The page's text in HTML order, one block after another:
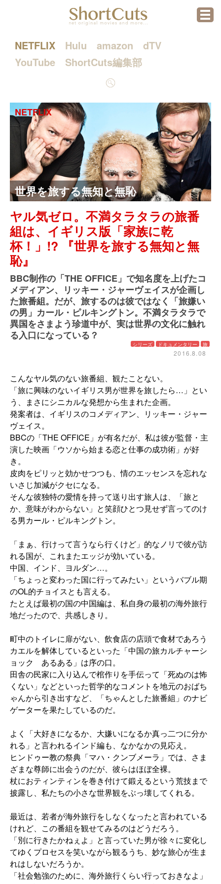
menu
NETFLIX Hulu amazon
dTV
YouTube
ShortCuts編集部
検
索
世界を旅する無知と無恥
NETFLIX
ヤル気ゼロ。不満タラタラの旅番
組は、イギリス版「家族に乾
杯！」!? 『世界を旅する無知と無
恥』
BBC制作の「THE OFFICE」で知名度を上げたコ
メディアン、リッキー・ジャーヴェイスが企画し
た旅番組。だが、旅するのは彼ではなく「旅嫌い
の男」カール・ピルキングトン。不満タラタラで
異国をさまよう珍道中が、実は世界の文化に触れ
る入口になっている？
シリーズ ドキュメンタリー 旅
2016.8.08
こんなヤル気のない旅番組、観たことない。
「旅に興味のないイギリス男が世界を旅したら…」とい
う、まさにシニカルな発想から生まれた企画。
発案者は、イギリスのコメディアン、リッキー・ジャー
ヴェイス。
BBCの「THE OFFICE」が有名だが、私は彼が監督・主
演した映画「ウソから始まる恋と仕事の成功術」が好
き。
皮肉をピリッと効かせつつも、情のエッセンスを忘れな
いさじ加減がクセになる。
そんな彼独特の愛情を持って送り出す旅人は、「旅と
か、意味がわからない」と笑顔ひとつ見せず言ってのけ
る男カール・ピルキングトン。
「まぁ、行けって言うなら行くけど」的なノリで彼が訪
れる国が、これまたエッジが効いている。
中国、インド、ヨルダン…。
「ちょっと変わった国に行ってみたい」というバブル期
のOL的チョイスとも言える。
たとえば最初の国の中国編は、私自身の最初の海外旅行
地だったので、共感しきり。
町中のトイレに扉がない、飲食店の店頭で食材であろう
カエルを解体しているといった「中国の旅カルチャーシ
ョック あるある」は序の口。
田舎の民家に入り込んで棺作りを手伝って「死ぬのは怖
くない」などといった哲学的なコメントを地元のおばち
ゃんから引き出すなど、「ちゃんとした旅番組」のナビ
ゲーターを果たしているのだ。
よく「大好きになるか、大嫌いになるか真っ二つに分か
れる」と言われるインド編も、なかなかの見応え。
ヒンドゥー教の祭典「マハ・クンブメーラ」では、さま
ざまな尊師に出会うのだが、彼らはほぼ全裸。
杖におティンティンを巻き付けて鍛えるという荒技まで
披露し、私たちの小さな世界観をぶっ壊してくれる。
最近は、若者が海外旅行をしなくなったと言われている
けれど、この番組を観せてみるのはどうだろう。
「別に行きたかねぇよ」と言っていた男が徐々に変化し
てゆくプロセスを笑いながら観るうち、妙な旅心が生ま
れはしないだろうか。
「社会勉強のために、海外旅行くらい行っておきなよ」